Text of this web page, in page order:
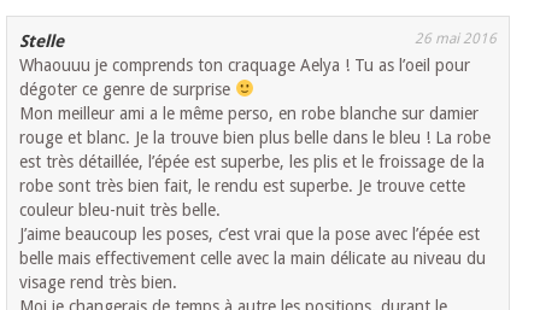
Stelle 26 mai 2016
Whaouuu je comprends ton craquage Aelya ! Tu as l’oeil pour
dégoter ce genre de surprise
Mon meilleur ami a le même perso, en robe blanche sur damier
rouge et blanc. Je la trouve bien plus belle dans le bleu ! La robe
est très détaillée, l’épée est superbe, les plis et le froissage de la
robe sont très bien fait, le rendu est superbe. Je trouve cette
couleur bleu-nuit très belle.
J’aime beaucoup les poses, c’est vrai que la pose avec l’épée est
belle mais effectivement celle avec la main délicate au niveau du
visage rend très bien.
Moi je changerais de temps à autre les positions, durant le